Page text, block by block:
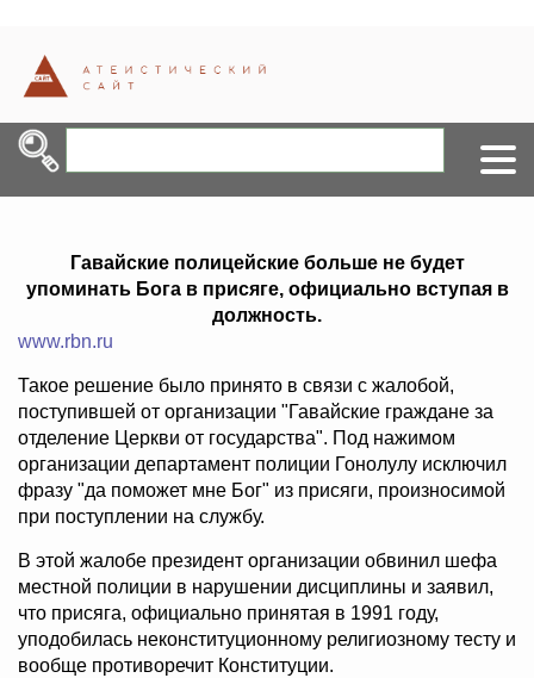
Гавайские полицейские больше не будет
упоминать Бога в присяге, официально вступая в
должность.
www.rbn.ru
Такое решение было принято в связи с жалобой,
поступившей от организации "Гавайские граждане за
отделение Церкви от государства". Под нажимом
организации департамент полиции Гонолулу исключил
фразу "да поможет мне Бог" из присяги, произносимой
при поступлении на службу.
В этой жалобе президент организации обвинил шефа
местной полиции в нарушении дисциплины и заявил,
что присяга, официально принятая в 1991 году,
уподобилась неконституционному религиозному тесту и
вообще противоречит Конституции.